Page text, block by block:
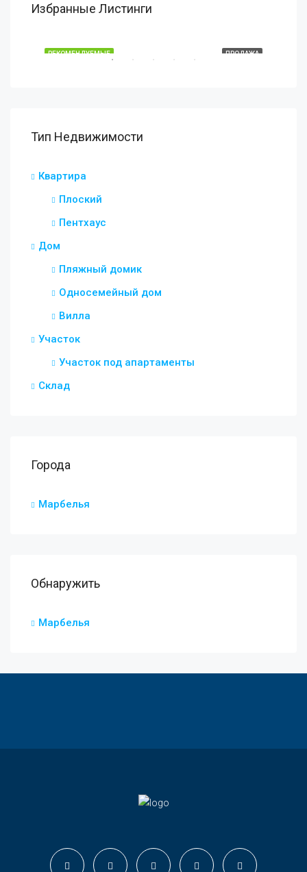
Избранные Листинги
ПРОДАЖА
РЕКОМЕНДУЕМЫЕ
€1,450,000
Тип Недвижимости
Квартира
Плоский
Пентхаус
Дом
Пляжный домик
Односемейный дом
Вилла
Участок
Участок под апартаменты
Склад
Города
Марбелья
Обнаружить
Марбелья